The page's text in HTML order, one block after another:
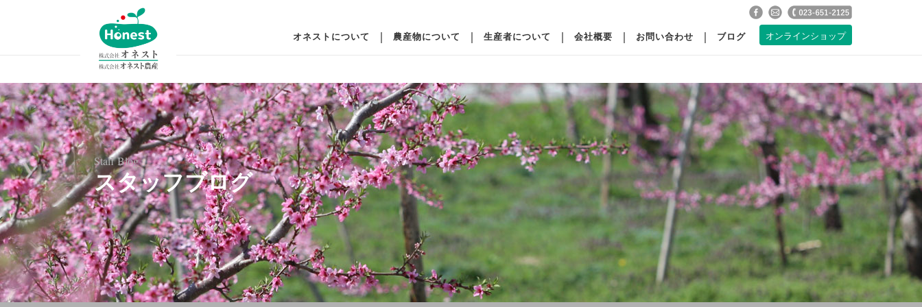
ツ
へ
ス
キ
ッ
プ
オネストについて 農産物について 生産者について 会社概要 お問い合わせ ブログ オンラインショップ
Staff Blog
スタッフブログ